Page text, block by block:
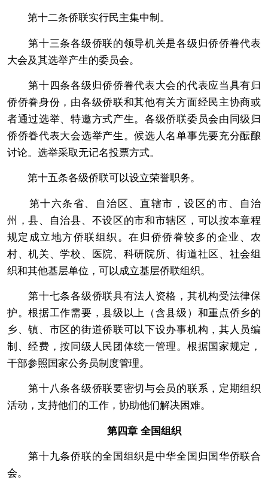
第十二条侨联实行民主集中制。
第十三条各级侨联的领导机关是各级归侨侨眷代表
大会及其选举产生的委员会。
第十四条各级归侨侨眷代表大会的代表应当具有归
侨侨眷身份，由各级侨联和其他有关方面经民主协商或
者通过选举、特邀方式产生。各级侨联委员会由同级归
侨侨眷代表大会选举产生。候选人名单事先要充分酝酿
讨论。选举采取无记名投票方式。
第十五条各级侨联可以设立荣誉职务。
第十六条省、自治区、直辖市，设区的市、自治
州，县、自治县、不设区的市和市辖区，可以按本章程
规定成立地方侨联组织。在归侨侨眷较多的企业、农
村、机关、学校、医院、科研院所、街道社区、社会组
织和其他基层单位，可以成立基层侨联组织。
第十七条各级侨联具有法人资格，其机构受法律保
护。根据工作需要，县级以上（含县级）和重点侨乡的
乡、镇、市区的街道侨联可以下设办事机构，其人员编
制、经费，按同级人民团体统一管理。根据国家规定，
干部参照国家公务员制度管理。
第十八条各级侨联要密切与会员的联系，定期组织
活动，支持他们的工作，协助他们解决困难。
第四章 全国组织
第十九条侨联的全国组织是中华全国归国华侨联合
会。